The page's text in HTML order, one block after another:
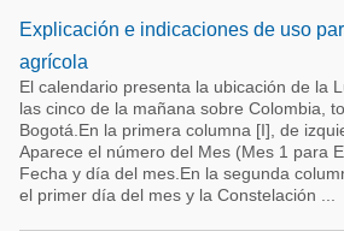
Explicación e indicaciones de uso
agrícola
El calendario presenta la ubicación de la
las cinco de la mañana sobre Colombia,
Bogotá.En la primera columna [I], de
Aparece el número del Mes (Mes 1 para
Fecha y día del mes.En la segunda
el primer día del mes y la Constelación ...